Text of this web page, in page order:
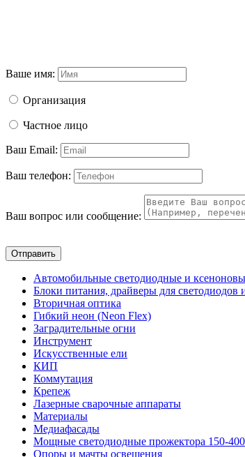
Ваше имя:
Организация
Частное лицо
Ваш Email:
Ваш телефон:
Ваш вопрос или сообщение:
Отправить
Автомобильные светодиодные и
Блоки питания, драйверы для светодиодов
Вторичная оптика
Гибкий неон (Neon Flex)
Заградительные огни
Инструмент
Искусственные ели
КИП
Коммутация
Крепеж
Лазерные сварочные аппараты
Материалы
Медиафасады
Мощные светодиодные прожектора 150-
Опоры и мачты освещения